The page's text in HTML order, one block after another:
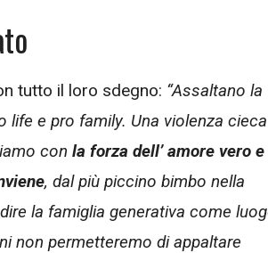
tutto il loro sdegno: “Assaltano la
e pro family. Una violenza
con la forza dell’ amore vero e
, dal più piccino bimbo nella
la famiglia generativa come
non permetteremo di appaltare